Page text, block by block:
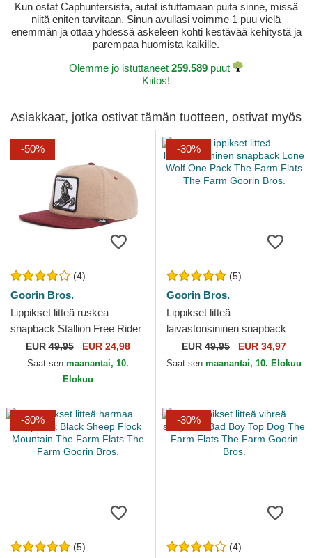
Kun ostat Caphuntersista, autat istuttamaan puita sinne, missä
niitä eniten tarvitaan. Sinun avullasi voimme 1 puu vielä
enemmän ja ottaa yhdessä askeleen kohti kestävää kehitystä ja
parempaa huomista kaikille.
Olemme jo istuttaneet 259.589 puut
Kiitos!
Asiakkaat, jotka ostivat tämän tuotteen, ostivat myös
-50%
(4)
Goorin Bros.
Lippikset litteä ruskea
snapback Stallion Free Rider
The Farm Flats The Farm
Goorin Bros.
EUR49,95 EUR 24,98
Saat sen maanantai, 10.
Elokuu
-30%
(5)
Goorin Bros.
Lippikset litteä
laivastonsininen snapback
Lone Wolf One Pack The
Farm Flats The Farm Goorin
EUR 49,95 EUR 34,97
Saat sen maanantai, 10. Elokuu
-30%
(5)
-30%
(4)